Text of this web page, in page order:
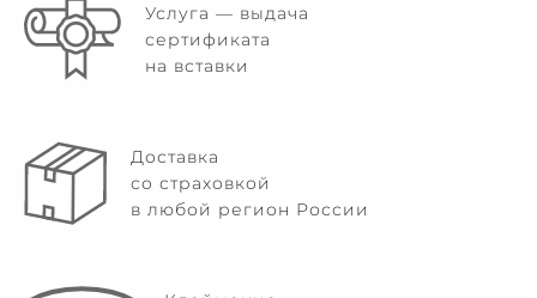
Услуга — выдача
сертификата
на вставки
Доставка
со страховкой
в любой регион России